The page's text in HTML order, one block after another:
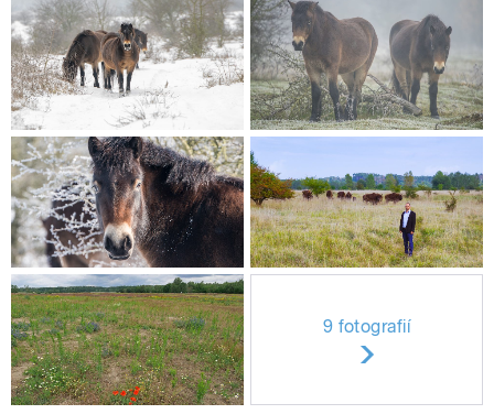
9 fotografií